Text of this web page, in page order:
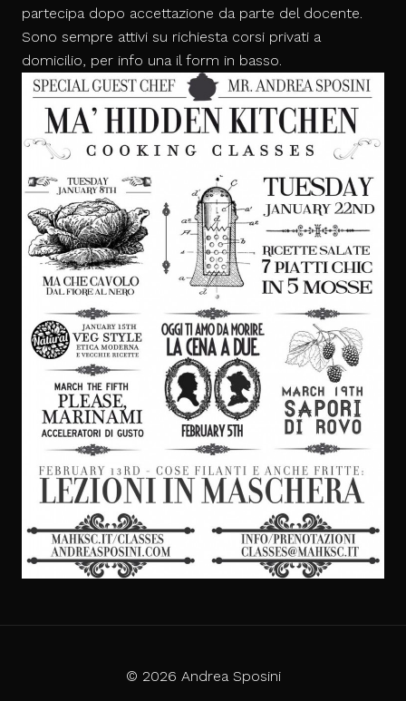
partecipa dopo accettazione da parte del docente.
Sono sempre attivi su richiesta corsi privati a
domicilio, per info una il form in basso.
© 2026 Andrea Sposini